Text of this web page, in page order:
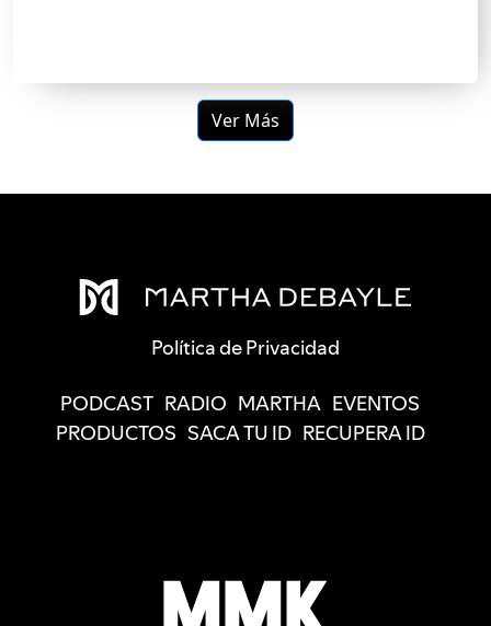
Ver Más
Política de Privacidad
PODCAST RADIO MARTHA EVENTOS
PRODUCTOS SACA TU ID RECUPERA ID